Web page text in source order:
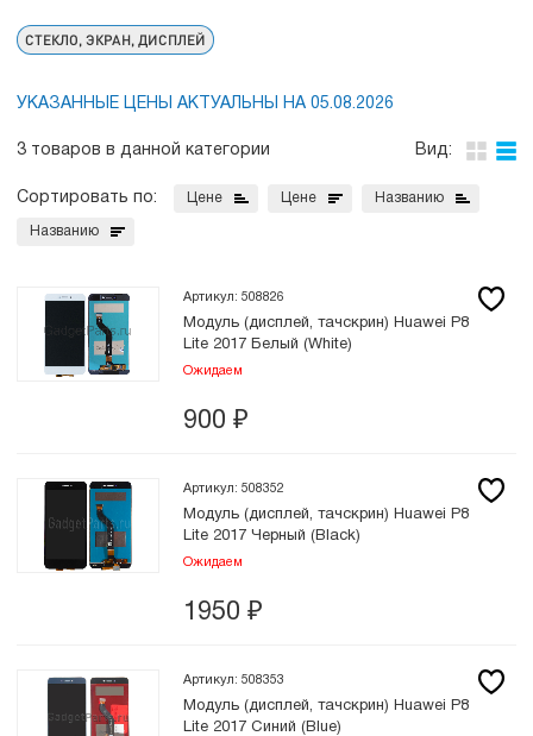
СТЕКЛО, ЭКРАН, ДИСПЛЕЙ
УКАЗАННЫЕ ЦЕНЫ АКТУАЛЬНЫ НА 05.08.2026
3 товаров в данной категории Вид:
Сортировать по: Цене Цене Названию
Названию
Артикул: 508826
Модуль (дисплей, тачскрин) Huawei P8
Lite 2017 Белый (White)
Ожидаем
900 ₽
Артикул: 508352
Модуль (дисплей, тачскрин) Huawei P8
Lite 2017 Черный (Black)
Ожидаем
1950 ₽
Артикул: 508353
Модуль (дисплей, тачскрин) Huawei P8
Lite 2017 Синий (Blue)